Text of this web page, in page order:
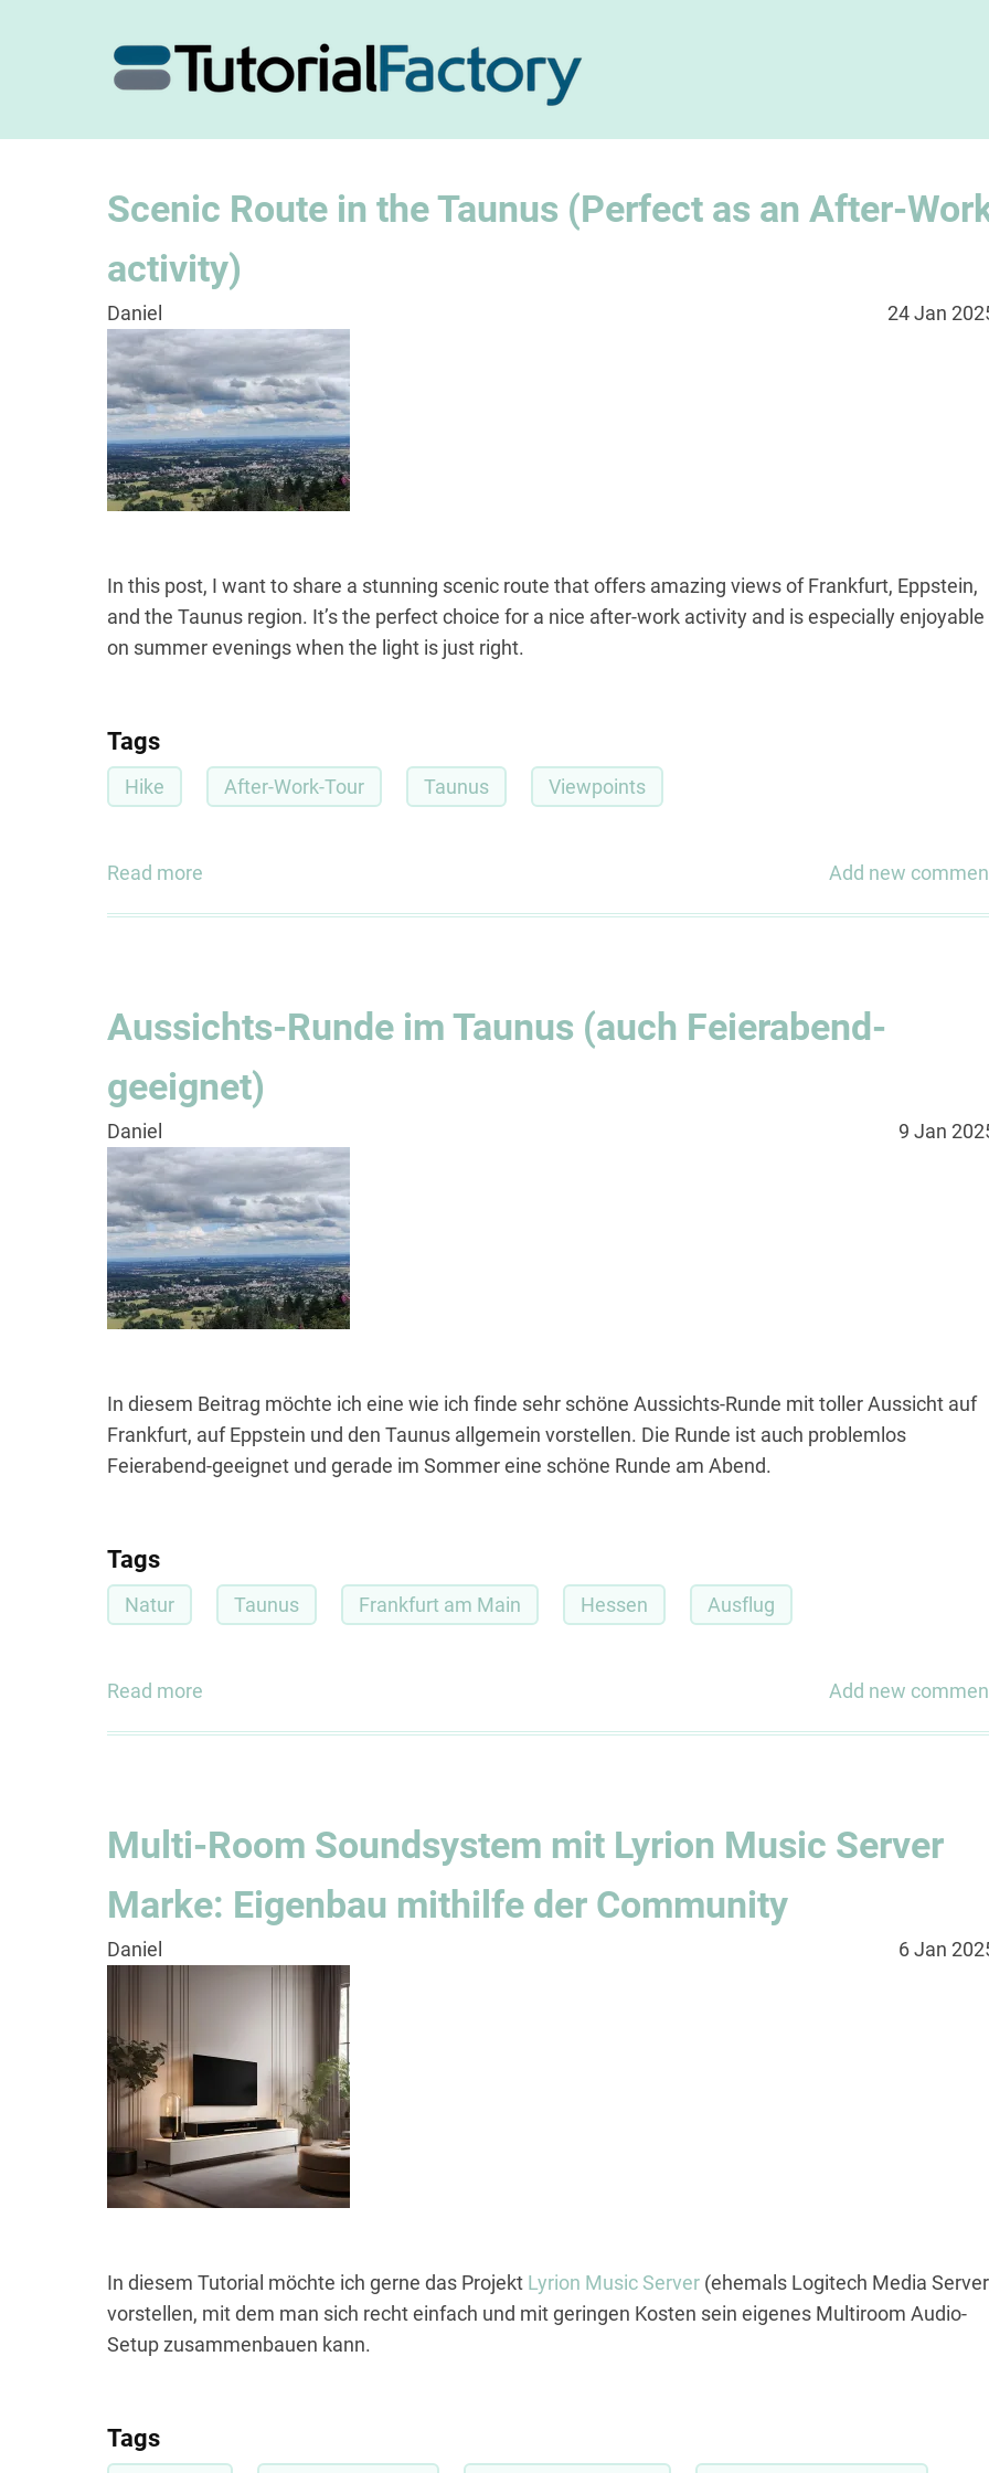
Scenic Route in the Taunus (Perfect as an After-
activity)
Daniel 24 Jan
In this post, I want to share a stunning scenic route that offers amazing views of Frankfurt, Eppstein,
and the Taunus region. It’s the perfect choice for a nice after-work activity and is especially enjoyable
on summer evenings when the light is just right.
Tags
Hike After-Work-Tour Taunus Viewpoints
Read more
Taunus
as
After-
activity)
Add new
Aussichts-Runde im Taunus (auch Feierabend-
geeignet)
Daniel 9 Jan
In diesem Beitrag möchte ich eine wie ich finde sehr schöne Aussichts-Runde mit toller Aussicht auf
Frankfurt, auf Eppstein und den Taunus allgemein vorstellen. Die Runde ist auch problemlos
Feierabend-geeignet und gerade im Sommer eine schöne Runde am Abend.
Tags
Natur Taunus Frankfurt am Main Hessen Ausflug
Read more
(auch
geeignet)
Add new
Multi-Room Soundsystem mit Lyrion Music Server
Marke: Eigenbau mithilfe der Community
Daniel 6 Jan
In diesem Tutorial möchte ich gerne das Projekt Lyrion Music Server (ehemals Logitech Media
vorstellen, mit dem man sich recht einfach und mit geringen Kosten sein eigenes Multiroom Audio-
Setup zusammenbauen kann.
Tags